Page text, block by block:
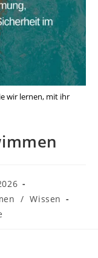
wir lernen, mit ihr
/ Wissen